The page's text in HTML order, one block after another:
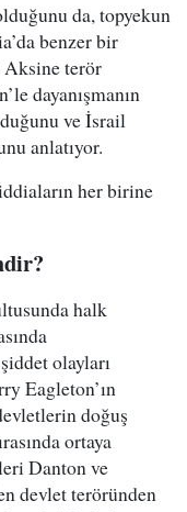
da, topyekun
benzer bir
Aksine terör
dayanışmanın
ve İsrail
anlatıyor.
her birine
halk
olayları
Eagleton’ın
doğuş
ortaya
Danton ve
devlet teröründen